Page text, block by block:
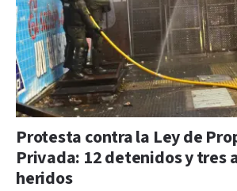
Protesta contra la Ley de
Privada: 12 detenidos y tres
heridos